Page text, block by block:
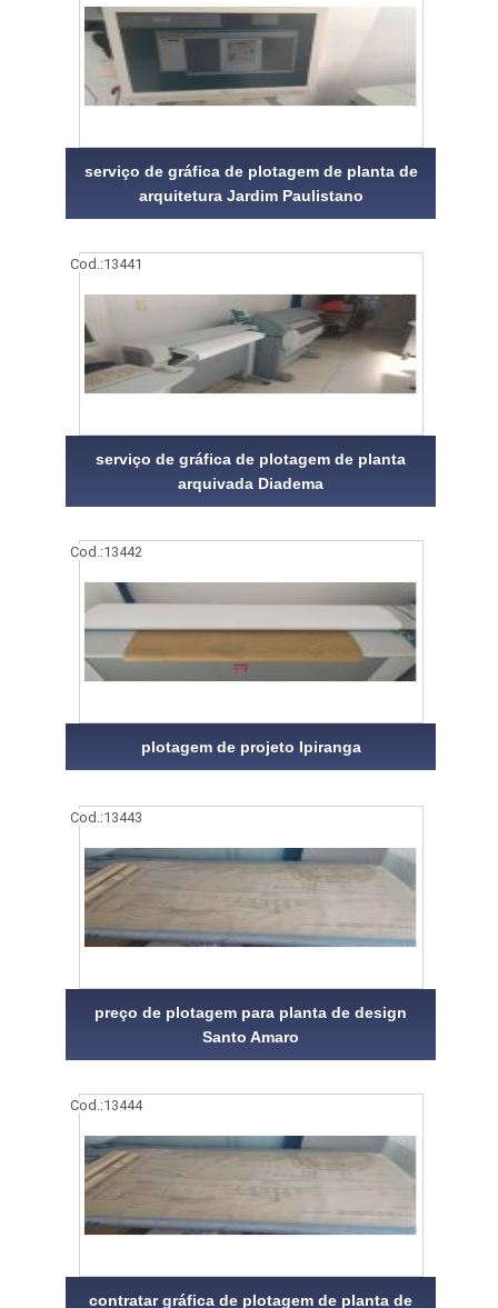
serviço de gráfica de plotagem de planta de
arquitetura Jardim Paulistano
Cod.:13441
serviço de gráfica de plotagem de planta
arquivada Diadema
Cod.:13442
plotagem de projeto Ipiranga
Cod.:13443
preço de plotagem para planta de design
Santo Amaro
Cod.:13444
contratar gráfica de plotagem de planta de